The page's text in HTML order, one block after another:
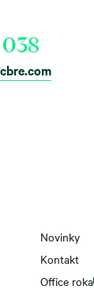
Novinky
Kontakt
Office roka